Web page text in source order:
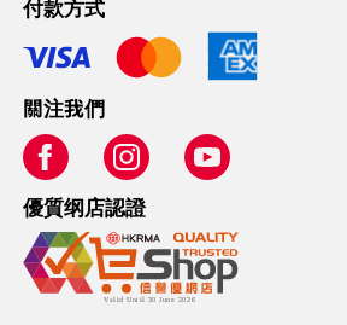
付款方式
關注我們
優質纲店認證